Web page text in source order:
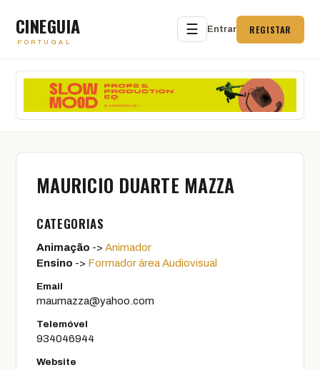
CINEGUIA
PORTUGAL
☰ Entrar REGISTAR
MAURICIO DUARTE MAZZA
CATEGORIAS
Animação -> Animador
Ensino -> Formador área Audiovisual
Email
maumazza@yahoo.com
Telemóvel
934046944
Website